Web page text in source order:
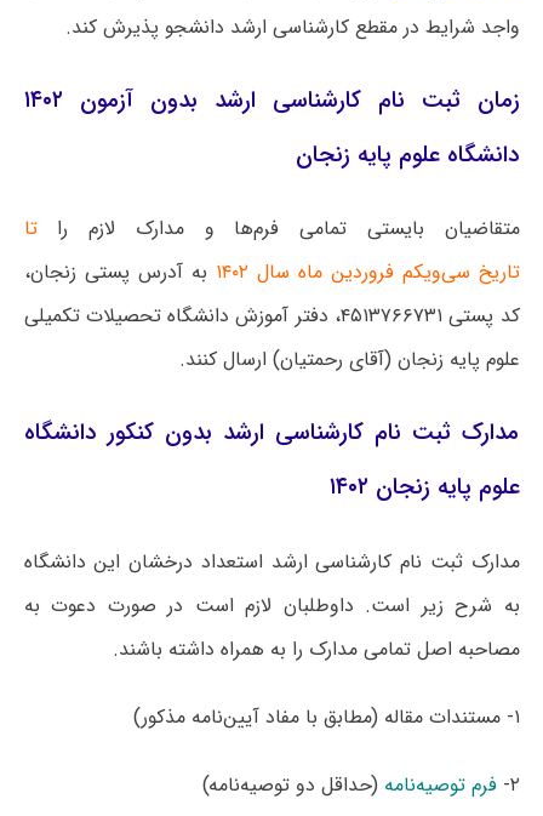
واجد شرایط در مقطع کارشناسی ارشد دانشجو پذیرش کند.
زمان ثبت نام کارشناسی ارشد بدون آزمون ۱۴۰۲
دانشگاه علوم پایه زنجان
متقاضیان بایستی تمامی فرم‌ها و مدارک لازم راتا
تاریخ سی‌ویکم فروردین ماه سال ۱۴۰۲
به آدرس پستی زنجان،
کد پستی ۴۵۱۳۷۶۶۷۳۱، دفتر آموزش دانشگاه تحصیلات تکمیلی
علوم پایه زنجان (آقای رحمتیان) ارسال کنند.
مدارک ثبت نام کارشناسی ارشد بدون کنکور دانشگاه
علوم پایه زنجان ۱۴۰۲
مدارک ثبت نام کارشناسی ارشد استعداد درخشان این دانشگاه
به شرح زیر است. داوطلبان لازم است در صورت دعوت به
مصاحبه اصل تمامی مدارک را به همراه داشته باشند.
۱- مستندات مقاله (مطابق با مفاد آیین‌نامه مذکور)
۲- فرم توصیه‌نامه (حداقل دو توصیه‌نامه)